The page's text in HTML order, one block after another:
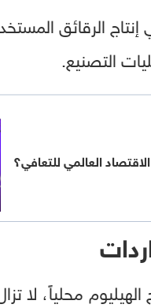
الرقائق
التصنيع.
العالمي للتعافي؟
الهيليوم محلياً، لا